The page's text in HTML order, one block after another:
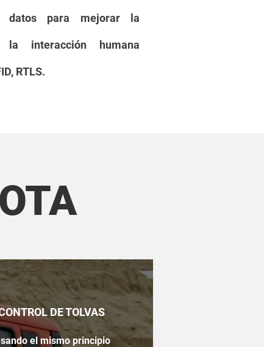
para mejorar la
la interacción humana
RTLS.
DE TOLVAS
el mismo principio